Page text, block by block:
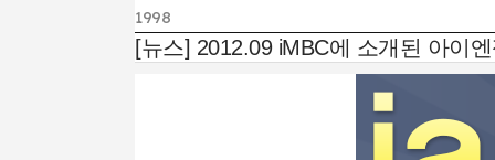
1998
[뉴스] 2012.09 iMBC에 소개된 아이